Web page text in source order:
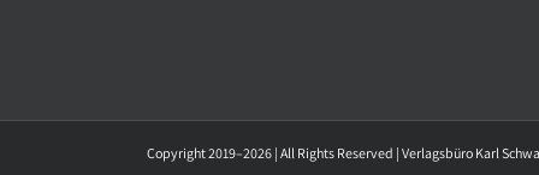
Copyright 2019–2026 | All Rights Reserved | Verlagsbüro Karl